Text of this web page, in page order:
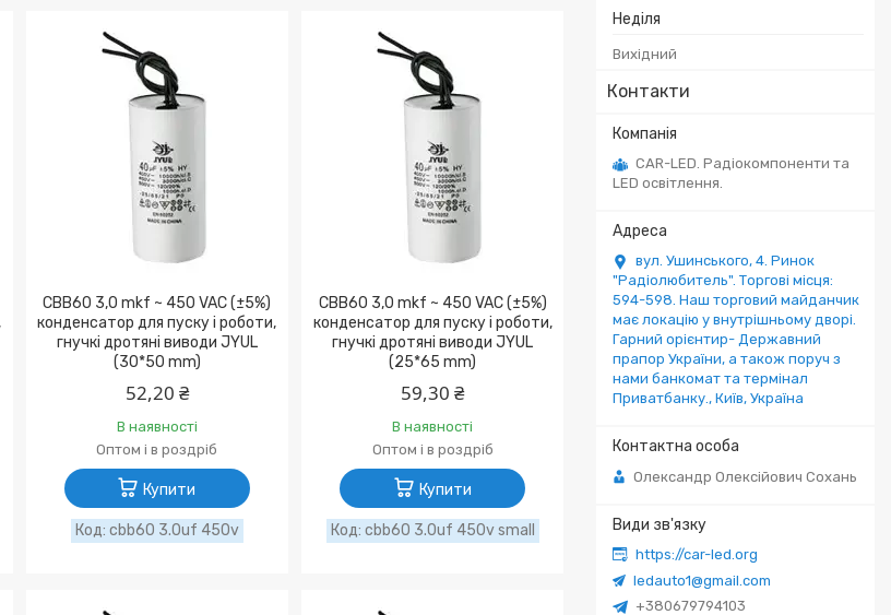
Неділя
Вихідний
Контакти
CAR-LED. Радіокомпоненти та
LED освітлення.
вул. Ушинського, 4. Ринок
"Радіолюбитель". Торгові місця:
594-598. Наш торговий майданчик
має локацію у внутрішньому дворі.
Гарний орієнтир- Державний
прапор України, а також поруч з
нами банкомат та термінал
Приватбанку., Київ, Україна
Олександр Олексійович Сохань
https://car-led.org
ledauto1@gmail.com
+380679794103
CBB60 3,0 mkf ~ 450 VAC (±5%)
конденсатор для пуску і роботи,
гнучкі дротяні виводи JYUL
(30*50 mm)
52,20 ₴
В наявності
Оптом і в роздріб
Купити
cbb60 3.0uf 450v
CBB60 3,0 mkf ~ 450 VAC (±5%)
конденсатор для пуску і роботи,
гнучкі дротяні виводи JYUL
(25*65 mm)
59,30 ₴
В наявності
Оптом і в роздріб
Купити
cbb60 3.0uf 450v small